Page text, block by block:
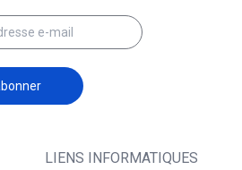
LIENS INFORMATIQUES